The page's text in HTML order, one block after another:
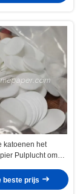
katoenen het
Pulplucht om
beste prijs